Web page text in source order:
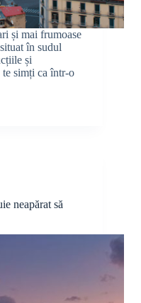
și mai frumoase
în sudul
și
te simți ca într-o
neapărat să